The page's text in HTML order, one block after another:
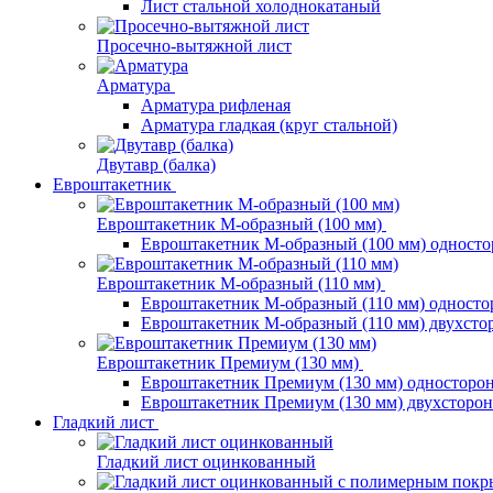
Лист стальной холоднокатаный
Просечно-вытяжной лист
Арматура
Арматура рифленая
Арматура гладкая (круг стальной)
Двутавр (балка)
Евроштакетник
Евроштакетник М-образный (100 мм)
Евроштакетник М-образный (100 мм)
Евроштакетник М-образный (110 мм)
Евроштакетник М-образный (110 мм)
Евроштакетник М-образный (110 мм)
Евроштакетник Премиум (130 мм)
Евроштакетник Премиум (130 мм)
Евроштакетник Премиум (130 мм)
Гладкий лист
Гладкий лист оцинкованный